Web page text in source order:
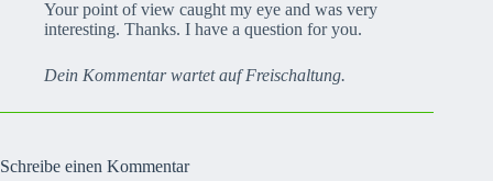
Your point of view caught my eye and was very
interesting. Thanks. I have a question for you.
Dein Kommentar wartet auf Freischaltung.
Schreibe einen Kommentar